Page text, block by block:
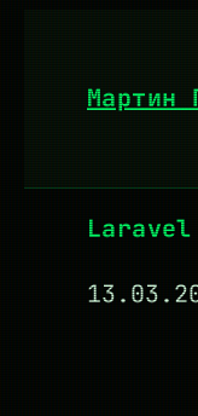
съдържанието
Мартин
Laravel